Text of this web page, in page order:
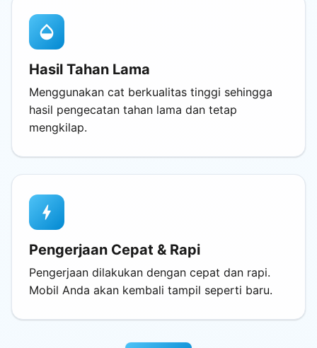
opacity
Hasil Tahan Lama
Menggunakan cat berkualitas tinggi sehingga
hasil pengecatan tahan lama dan tetap
mengkilap.
bolt
Pengerjaan Cepat & Rapi
Pengerjaan dilakukan dengan cepat dan rapi.
Mobil Anda akan kembali tampil seperti baru.